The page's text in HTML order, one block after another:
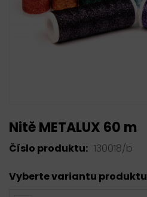
Nitě METALUX 60 m
Číslo produktu: 130018/b
Vyberte variantu produktu